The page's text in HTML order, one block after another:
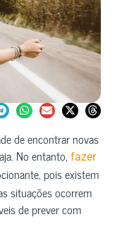
de encontrar novas
No entanto, fazer
pois existem
situações ocorrem
de prever com